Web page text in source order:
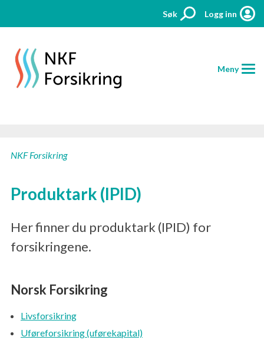
Søk Logg inn
Meny
FORSIKRINGER
PRISER
KONTAKT
NKF Forsikring
Produktark (IPID)
Her finner du produktark (IPID) for
forsikringene.
Norsk Forsikring
Livsforsikring
Uføreforsikring (uførekapital)